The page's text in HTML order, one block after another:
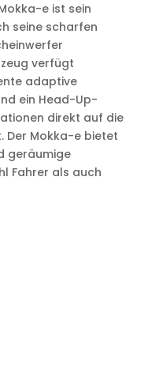
e ist sein
seine scharfen
verfügt
adaptive
ein Head-Up-
direkt auf die
Der Mokka-e bietet
geräumige
Fahrer als auch